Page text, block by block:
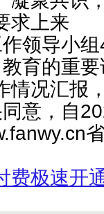
求上来
领导小
育的重
情况汇报
同意，自
费极速开